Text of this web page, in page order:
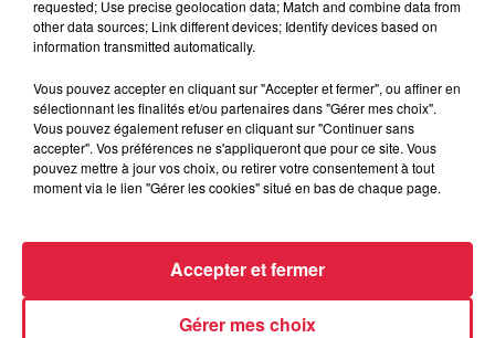
À découvrir également
requested; Use precise geolocation data; Match and combine data from
other data sources; Link different devices; Identify devices based on
information transmitted automatically.
Vous pouvez accepter en cliquant sur "Accepter et fermer", ou affiner en
sélectionnant les finalités et/ou partenaires dans "Gérer mes choix".
Vous pouvez également refuser en cliquant sur "Continuer sans
accepter". Vos préférences ne s'appliqueront que pour ce site. Vous
pouvez mettre à jour vos choix, ou retirer votre consentement à tout
moment via le lien "Gérer les cookies" situé en bas de chaque page.
Gérer mes choix
Accepter et fermer